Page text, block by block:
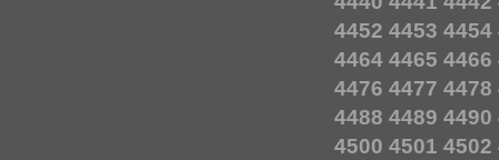
4452 4453 4454
4464 4465 4466
4476 4477 4478
4488 4489 4490
4500 4501 4502